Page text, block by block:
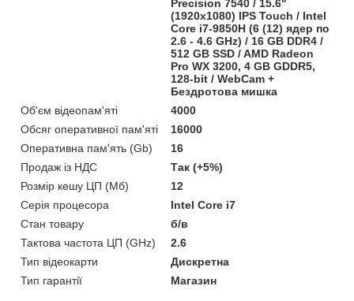
Precision 7540 / 15.6"
(1920x1080) IPS Touch / Intel
Core i7-9850H (6 (12) ядер по
2.6 - 4.6 GHz) / 16 GB DDR4 /
512 GB SSD / AMD Radeon
Pro WX 3200, 4 GB GDDR5,
128-bit / WebCam +
Бездротова мишка
Об'єм відеопам'яті
4000
Обсяг оперативної пам'яті
16000
Оперативна пам'ять (Gb)
16
Продаж із НДС
Так (+5%)
Розмір кешу ЦП (Мб)
12
Серія процесора
Intel Core i7
Стан товару
б/в
Тактова частота ЦП (GHz)
2.6
Тип відеокарти
Дискретна
Тип гарантії
Магазин